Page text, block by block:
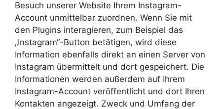
Besuch unserer Website Ihrem Instagram-
Account unmittelbar zuordnen. Wenn Sie mit
den Plugins interagieren, zum Beispiel das
„Instagram“-Button betätigen, wird diese
Information ebenfalls direkt an einen Server von
Instagram übermittelt und dort gespeichert. Die
Informationen werden außerdem auf Ihrem
Instagram-Account veröffentlicht und dort Ihren
Kontakten angezeigt. Zweck und Umfang der